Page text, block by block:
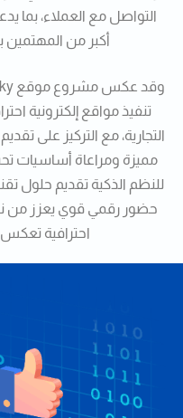
التواصل مع العملاء، بما
أكبر من المهتمين
تنفيذ مواقع إلكترونية
التجارية، مع التركيز على
مميزة ومراعاة أساسيات
للنظم الذكية تقديم حلول
حضور رقمي قوي يعزز من
احترافية تعكس